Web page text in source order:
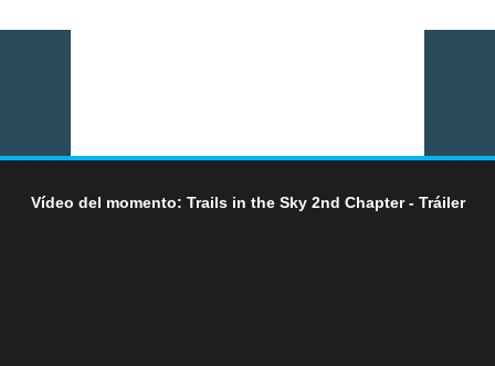
Vídeo del momento: Trails in the Sky 2nd Chapter - Tráiler